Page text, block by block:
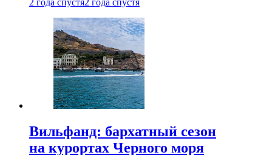
2 года спустя2 года спустя
Вильфанд: бархатный сезон
на курортах Черного моря